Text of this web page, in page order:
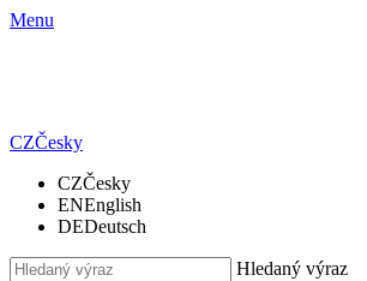
Menu
CZČesky
CZČesky
ENEnglish
DEDeutsch
Hledaný výraz